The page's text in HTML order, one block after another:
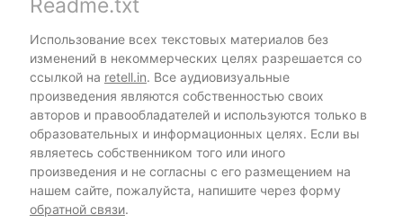
Readme.txt
Использование всех текстовых материалов без
изменений в некоммерческих целях разрешается со
ссылкой на retell.in. Все аудиовизуальные
произведения являются собственностью своих
авторов и правообладателей и используются только в
образовательных и информационных целях. Если вы
являетесь собственником того или иного
произведения и не согласны с его размещением на
нашем сайте, пожалуйста, напишите через форму
обратной связи.